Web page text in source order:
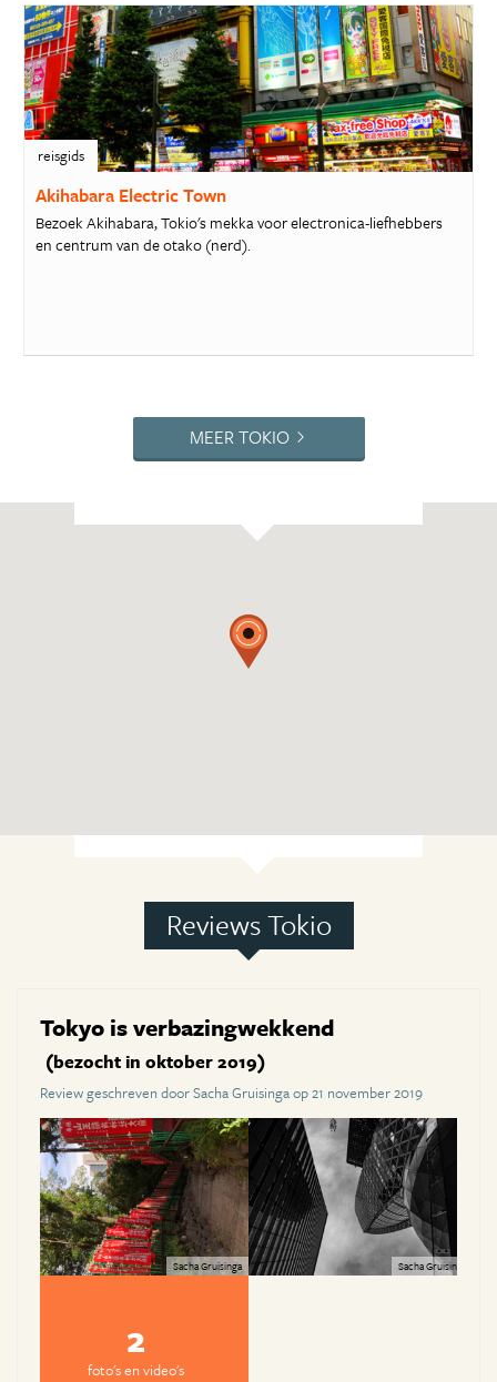
reisgids
Akihabara Electric Town
Bezoek Akihabara, Tokio's mekka voor electronica-liefhebbers
en centrum van de otako (nerd).
MEER TOKIO
Reviews Tokio
Tokyo is verbazingwekkend
(bezocht in oktober 2019)
Review geschreven door Sacha Gruisinga op 21 november 2019
Sacha Gruisinga Sacha Gruisinga
2
foto's en video's